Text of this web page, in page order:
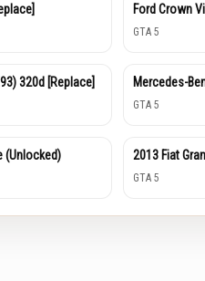
Ford Crown
GTA 5
320d [Replace] Mercedes-
GTA 5
(Unlocked) 2013 Fiat
GTA 5